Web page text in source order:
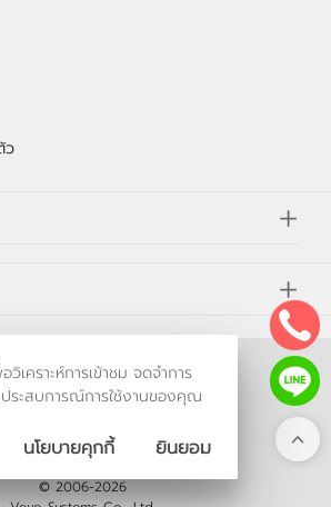
ว
ร้านค้าออนไลน์
© 2006-2026
วิเคราะห์การเข้าชม จดจำการ
ระสบการณ์การใช้งานของคุณ
นโยบายคุกกี้ ยินยอม